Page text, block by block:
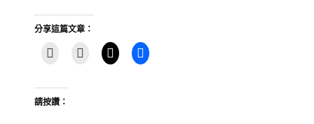
分享這篇文章：
請按讚：